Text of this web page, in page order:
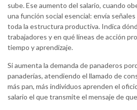
sube. Ese aumento del salario, cuando
una función social esencial: envía
toda la estructura productiva. Indica
trabajadores y en qué líneas de acción
tiempo y aprendizaje.
Si aumenta la demanda de panaderos
panaderías, atendiendo el llamado de
más pan, más individuos aprenden el
salario el que transmite el mensaje de